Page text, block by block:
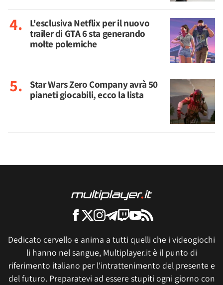
L'esclusiva Netflix per il nuovo
trailer di GTA 6 sta generando
molte polemiche
Star Wars Zero Company avrà 50
pianeti giocabili, ecco la lista
Dedicato cervello e anima a tutti quelli che i videogiochi
li hanno nel sangue, Multiplayer.it è il punto di
riferimento italiano per l'intrattenimento del presente e
del futuro. Preparatevi ad essere stupiti ogni giorno con